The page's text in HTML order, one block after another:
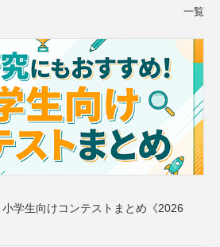
一覧
学生向けコンテストまとめ《2026